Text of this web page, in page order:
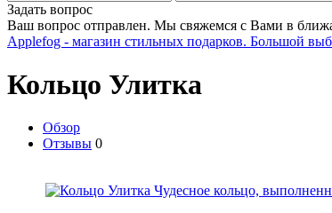
Задать вопрос
Ваш вопрос отправлен. Мы свяжемся с Вами в
Applefog - магазин стильных подарков. Большой
Кольцо Улитка
Обзор
Отзывы 0